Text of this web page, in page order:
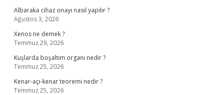
Albaraka cihaz onayı nasıl yapılır ?
Ağustos 3, 2026
Xenos ne demek ?
Temmuz 29, 2026
Kuşlarda boşaltım organı nedir ?
Temmuz 25, 2026
Kenar-açı-kenar teoremi nedir ?
Temmuz 25, 2026